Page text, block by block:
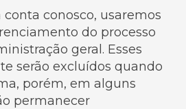
conosco, usaremos
do processo
geral. Esses
serão excluídos quando
porém, em alguns
permanecer